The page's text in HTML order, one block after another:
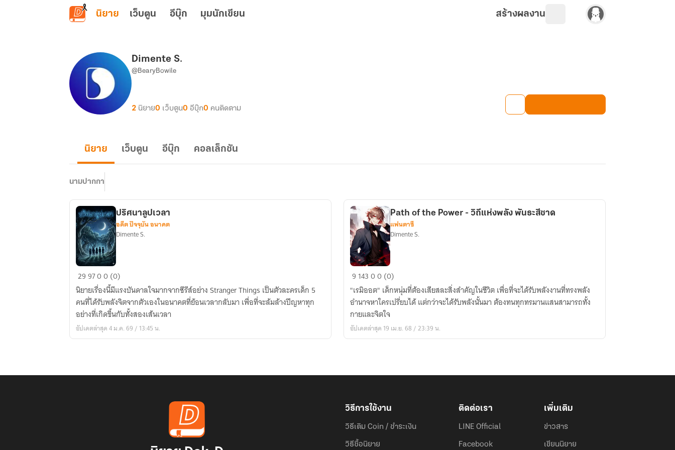
ข้ามไปยังเนื้อหาหลัก
นิยาย เว็บตูน อีบุ๊ก มุมนักเขียน สร้างผลงาน
Dimente S.
@BearyBowile
2 นิยาย0 เว็บตูน0 อีบุ๊ก0 คนติดตาม
นิยาย เว็บตูน อีบุ๊ก คอลเล็กชัน
นามปากกา
ปริศนา
ลูป
เวลา
ปริศนาลูปเวลา
อดีต ปัจจุบัน อนาคต
Dimente S.
299700 (0)
นิยายเรื่องนี้มีแรงบันดาลใจมากจากซีรีส์อย่าง Stranger Things เป็นตัวละครเด็ก 5
คนที่ได้รับพลังจิตจากตัวเองในอนาคตที่ย้อนเวลากลับมา เพื่อที่จะล้มล้างปีญหาทุก
อย่างที่เกิดขึ้นกับทั้งสองเส้นเวลา
อัปเดตล่าสุด 4 ม.ค. 69 / 13:45 น.
Path
the
Power
-
วิถี
Path of the Power - วิถีแห่งพลัง พันธะสีชาด
แฟนตาซี
Dimente S.
9 14300 (0)
"เรมิออต" เด็กหนุ่มที่ต้องเสียสละสิ่งสำคัญในชีวิต เพื่อที่จะได้รับพลังงานที่ทรงพลัง
อำนาจหาใครเปรี่ยบได้ แต่กว่าจะได้รับพลังนั้นมา ต้องทนทุกทรมานแสนสามารถทั้ง
กายและจิตใจ
อัปเดตล่าสุด 19 เม.ย. 68 / 23:39 น.
วิธีการใช้งาน
วิธีเติม Coin / ชำระเงิน
วิธีซื้อนิยาย
ติดต่อเรา
LINE Official
Facebook
เพิ่มเติม
ข่าวสาร
เขียนนิยาย